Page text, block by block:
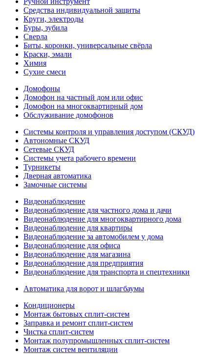
Средства индивидуальной защиты
Круги, электроды
Буры, зубила
Сверла
Биты, коронки, универсальные свёрла
Краски, эмали
Химия
Сухие смеси
Домофоны
Домофон на частный дом или офис
Домофон на многоквартирный дом
Обслуживание домофонов
Системы контроля и управления доступом (СКУД)
Автономные СКУД
Сетевые СКУД
Системы учета рабочего времени
Турникеты
Дверная автоматика
Замочные системы
Видеонаблюдение
Видеонаблюдение для частного дома и дачи
Видеонаблюдение для многоквартирного дома
Видеонаблюдение для квартиры
Видеонаблюдение за автомобилем у дома
Видеонаблюдение для офиса
Видеонаблюдение для магазина
Видеонаблюдение для предприятия
Видеонаблюдение для транспорта и спецтехники
Автоматика для ворот и шлагбаумы
Кондиционеры
Монтаж бытовых сплит-систем
Заправка и ремонт сплит-систем
Чистка сплит-систем
Монтаж полупромышленных сплит-систем
Монтаж систем вентиляции